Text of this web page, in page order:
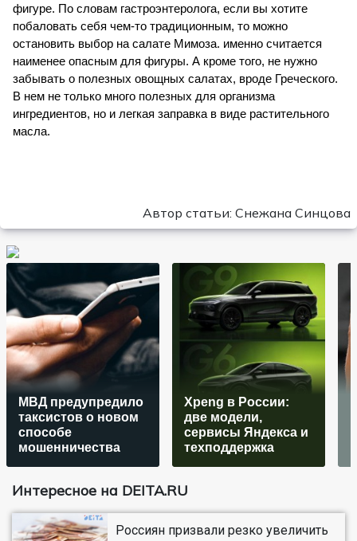
фигуре. По словам гастроэнтеролога, если вы хотите
побаловать себя чем-то традиционным, то можно
остановить выбор на салате Мимоза. именно считается
наименее опасным для фигуры. А кроме того, не нужно
забывать о полезных овощных салатах, вроде Греческого.
В нем не только много полезных для организма
ингредиентов, но и легкая заправка в виде растительного
масла.
Автор статьи: Снежана Синцова
МВД предупредило
таксистов о новом
способе
мошенничества
Xpeng в России:
две модели,
сервисы Яндекса и
техподдержка
Интересное на DEITA.RU
Россиян призвали резко увеличить